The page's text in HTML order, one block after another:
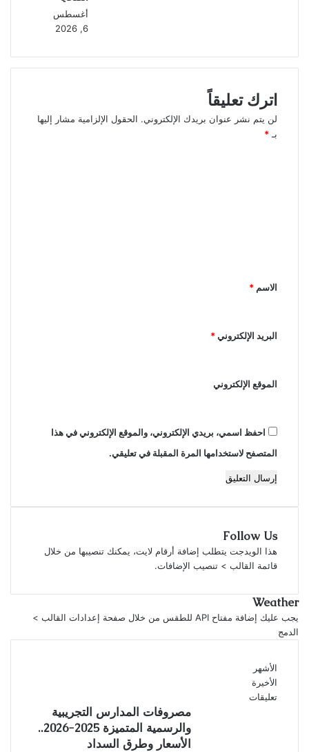
أغسطس
6, 2026
اترك تعليقاً
لن يتم نشر عنوان بريدك الإلكتروني. الحقول الإلزامية مشار إليها
بـ *
ق
الاسم *
البريد الإلكتروني*
الموقع الإلكتروني
احفظ اسمي، بريدي الإلكتروني، والموقع الإلكتروني في هذا
المتصفح لاستخدامها المرة المقبلة في تعليقي.
Follow Us
هذا الويدجت يتطلب إضافة أرقام لايت، يمكنك تنصيبها من خلال
قائمة القالب > تنصيب الإضافات.
Weather
يجب عليك إضافة مفتاح API للطقس من خلال صفحة إعدادات القالب >
الدمج
الأشهر
الأخيرة
تعليقات
مصروفات المدارس التجريبية
والرسمية المتميزة 2025-2026..
الأسعار وطرق السداد